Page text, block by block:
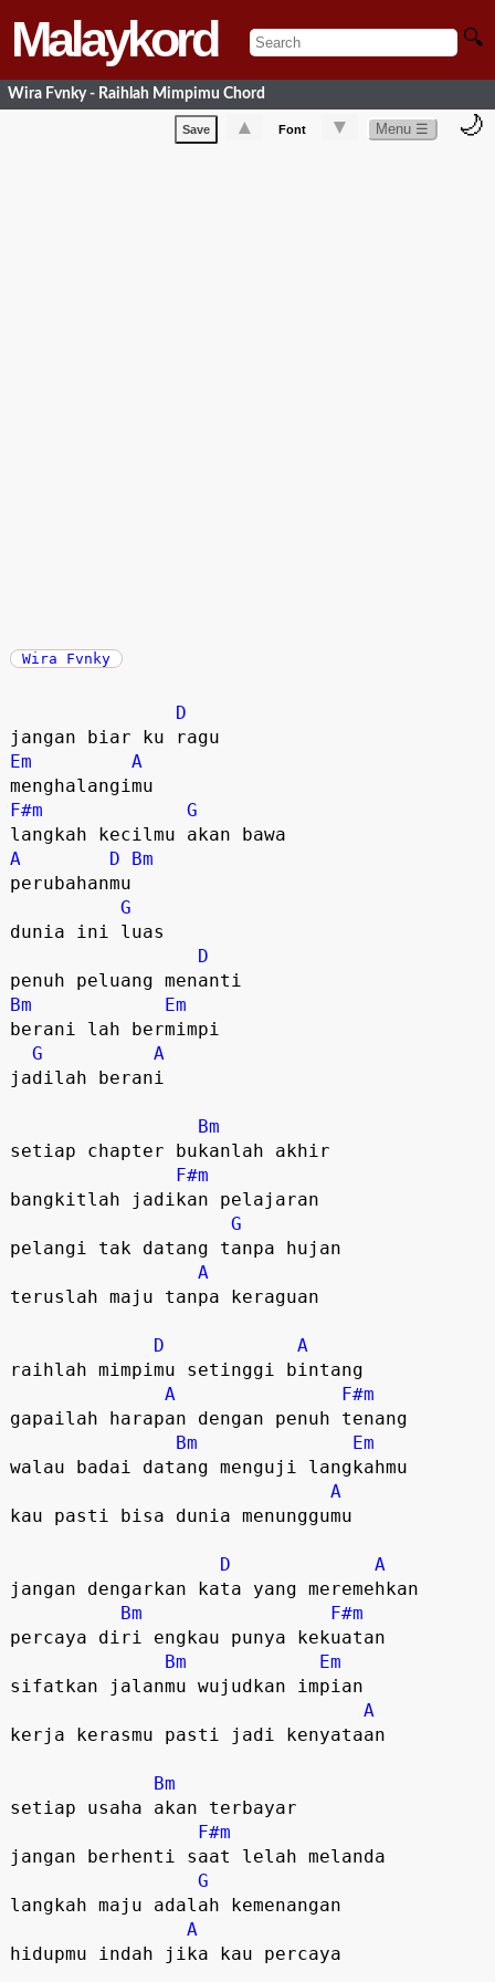
Malaykord 🔍
Wira Fvnky - Raihlah Mimpimu Chord
Save ▲ Font ▼ Menu ☰ 🌙
Wira Fvnky
D
Em
A
F#m
G
A
D
Bm
perubahanmu
G
dunia ini luas
D
Bm
Em
berani lah bermimpi
G
A
jadilah berani
Bm
setiap chapter bukanlah akhir
F#m
bangkitlah jadikan pelajaran
G
pelangi tak datang tanpa hujan
A
teruslah maju tanpa keraguan
D
A
raihlah mimpimu setinggi bintang
A
F#m
gapailah harapan dengan penuh tenang
Bm
Em
walau badai datang menguji langkahmu
A
kau pasti bisa dunia menunggumu
D
A
jangan dengarkan kata yang meremehkan
Bm
F#m
percaya diri engkau punya kekuatan
Bm
Em
sifatkan jalanmu wujudkan impian
A
kerja kerasmu pasti jadi kenyataan
Bm
setiap usaha akan terbayar
F#m
jangan berhenti saat lelah melanda
G
langkah maju adalah kemenangan
A
hidupmu indah jika kau percaya